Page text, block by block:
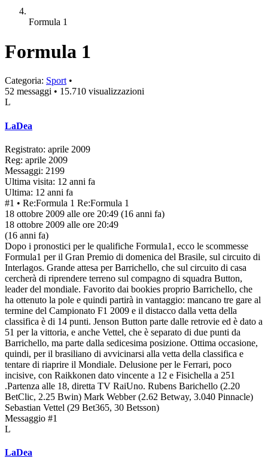
Formula 1
Formula 1
Categoria: Sport •
52 messaggi • 15.710 visualizzazioni
L
LaDea
Registrato: aprile 2009
Reg: aprile 2009
Messaggi: 2199
Ultima visita: 12 anni fa
Ultima: 12 anni fa
#1 • Re:Formula 1 Re:Formula 1
18 ottobre 2009 alle ore 20:49 (16 anni fa)
18 ottobre 2009 alle ore 20:49
(16 anni fa)
Dopo i pronostici per le qualifiche Formula1, ecco le scommesse
Formula1 per il Gran Premio di domenica del Brasile, sul circuito di
Interlagos. Grande attesa per Barrichello, che sul circuito di casa
cercherà di riprendere terreno sul compagno di squadra Button,
leader del mondiale. Favorito dai bookies proprio Barrichello, che
ha ottenuto la pole e quindi partirà in vantaggio: mancano tre gare al
termine del Campionato F1 2009 e il distacco dalla vetta della
classifica è di 14 punti. Jenson Button parte dalle retrovie ed è dato a
51 per la vittoria, e anche Vettel, che è separato di due punti da
Barrichello, ma parte dalla sedicesima posizione. Ottima occasione,
quindi, per il brasiliano di avvicinarsi alla vetta della classifica e
tentare di riaprire il Mondiale. Delusione per le Ferrari, poco
incisive, con Raikkonen dato vincente a 12 e Fisichella a 251
.Partenza alle 18, diretta TV RaiUno. Rubens Barichello (2.20
BetClic, 2.25 Bwin) Mark Webber (2.62 Betway, 3.040 Pinnacle)
Sebastian Vettel (29 Bet365, 30 Betsson)
Messaggio #1
L
LaDea